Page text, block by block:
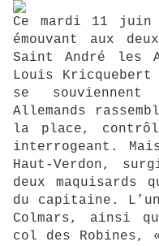
Ce mardi 11 juin
émouvant aux
Saint André les
Louis
se
Allemands
la place,
interrogeant.
Haut-Verdon,
deux
du capitaine.
Colmars, ainsi
col des Robines,